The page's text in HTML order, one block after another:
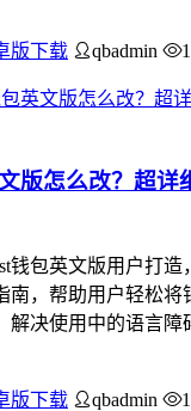
版下载 qbadmin
版怎么改？超详
钱包英文版用户打造
南，帮助用户轻松将
解决使用中的语言障
版下载 qbadmin